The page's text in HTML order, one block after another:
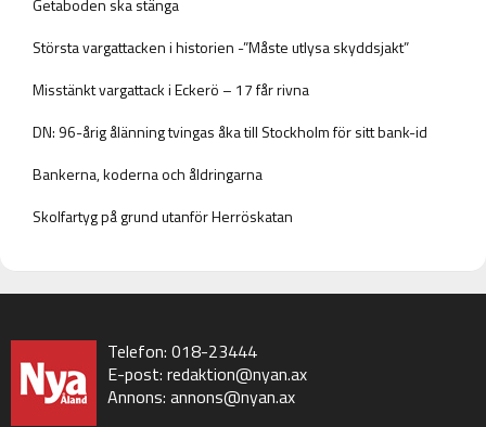
Getaboden ska stänga
Största vargattacken i historien -”Måste utlysa skyddsjakt”
Misstänkt vargattack i Eckerö – 17 får rivna
DN: 96-årig ålänning tvingas åka till Stockholm för sitt bank-id
Bankerna, koderna och åldringarna
Skolfartyg på grund utanför Herröskatan
Telefon: 018-23444
E-post: redaktion@nyan.ax
Annons: annons@nyan.ax